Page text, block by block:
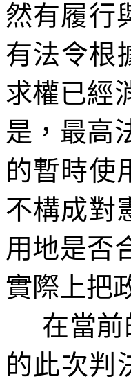
然有履行
有法令根
求權已經
是，最高
的暫時使
不構成對
用地是否
實際上把
在當
的此次判